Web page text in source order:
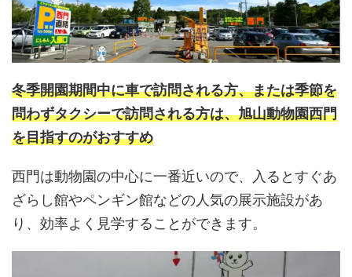
冬季開園期間中に車で訪問される方、または季節を
問わずタクシーで訪問される方は、旭山動物園西門
を目指すのがおすすめ
西門は動物園の中心に一番近いので、入るとすぐあ
ざらし館やペンギン館などの人気の展示施設があ
り、効率よく見学することができます。